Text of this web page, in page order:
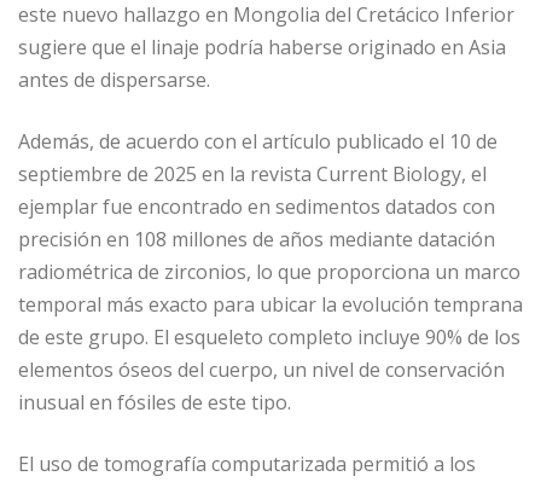
este nuevo hallazgo en Mongolia del Cretácico Inferior
sugiere que el linaje podría haberse originado en Asia
antes de dispersarse.
Además, de acuerdo con el artículo publicado el 10 de
septiembre de 2025 en la revista Current Biology, el
ejemplar fue encontrado en sedimentos datados con
precisión en 108 millones de años mediante datación
radiométrica de zirconios, lo que proporciona un marco
temporal más exacto para ubicar la evolución temprana
de este grupo. El esqueleto completo incluye 90% de los
elementos óseos del cuerpo, un nivel de conservación
inusual en fósiles de este tipo.
El uso de tomografía computarizada permitió a los